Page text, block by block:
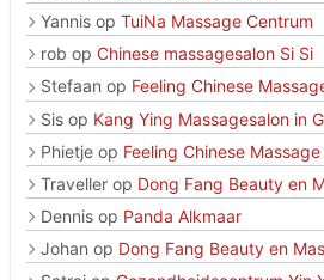
Yannis op TuiNa Massage Centrum
rob op Chinese massagesalon Si Si
Stefaan op Feeling Chinese
Sis op Kang Ying Massagesalon in
Phietje op Feeling Chinese
Traveller op Dong Fang Beauty en
Dennis op Panda Alkmaar
Johan op Dong Fang Beauty en